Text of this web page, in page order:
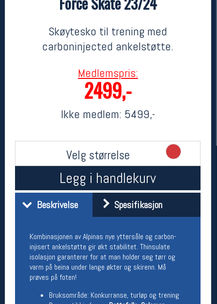
Skøytesko til trening med
carboninjected ankelstøtte.
Medlemspris:
2499,-
Ikke medlem: 5499,-
Velg størrelse
Legg i handlekurv
Beskrivelse Spesifikasjon
Kombinasjonen av Alpinas nye yttersåle og carbon-
injisert ankelstøtte gir økt stabilitet. Thinsulate
isolasjon garanterer for at man holder seg tørr og
varm på beina under lange økter og skirenn. Må
prøves på foten!
Bruksområde: Konkurranse, turløp og trening
Alpina
5499,- MEDLEM:2499,-
Her finner du oss
0183 Oslo
Telefon: 23 32 62 00
(telefontid man-fredag klokken 10-13)
Vis i kart
Om oss
Kontakt oss